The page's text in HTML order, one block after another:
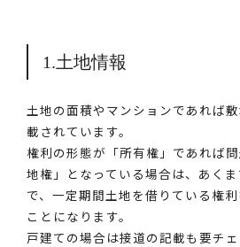
1.土地情報
土地の面積やマンションであれば
載されています。
権利の形態が「所有権」であれば
地権」となっている場合は、あく
で、一定期間土地を借りている権
ことになります。
戸建ての場合は接道の記載も要チェ